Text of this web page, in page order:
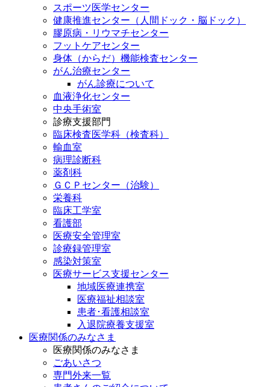
スポーツ医学センター
健康推進センター（人間ドック・脳ドック）
膠原病・リウマチセンター
フットケアセンター
身体（からだ）機能検査センター
がん治療センター
がん診療について
血液浄化センター
中央手術室
診療支援部門
臨床検査医学科（検査科）
輸血室
病理診断科
薬剤科
ＧＣＰセンター（治験）
栄養科
臨床工学室
看護部
医療安全管理室
診療録管理室
感染対策室
医療サービス支援センター
地域医療連携室
医療福祉相談室
患者･看護相談室
入退院療養支援室
医療関係のみなさま
医療関係のみなさま
ごあいさつ
専門外来一覧